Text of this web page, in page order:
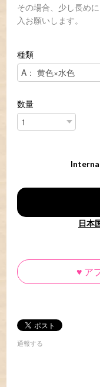
その場合、少し長め
入お願いします。
種類
数量
日本
♥ ア
通報する